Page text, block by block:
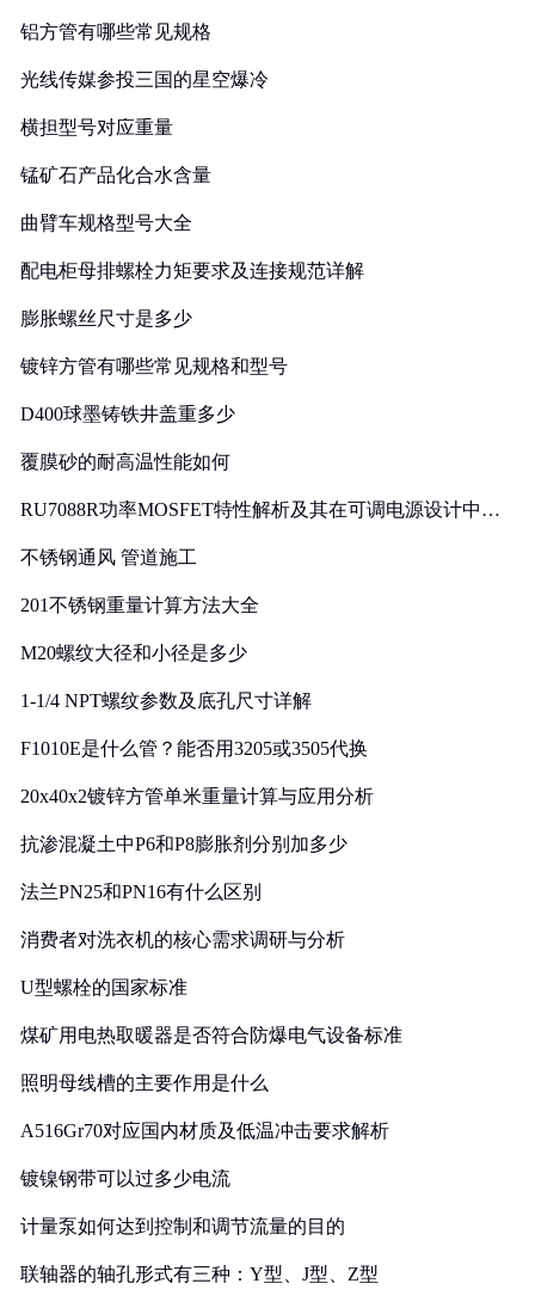
铝方管有哪些常见规格
光线传媒参投三国的星空爆冷
横担型号对应重量
锰矿石产品化合水含量
曲臂车规格型号大全
配电柜母排螺栓力矩要求及连接规范详解
膨胀螺丝尺寸是多少
镀锌方管有哪些常见规格和型号
D400球墨铸铁井盖重多少
覆膜砂的耐高温性能如何
RU7088R功率MOSFET特性解析及其在可调电源设计中的
不锈钢通风 管道施工
201不锈钢重量计算方法大全
M20螺纹大径和小径是多少
1-1/4 NPT螺纹参数及底孔尺寸详解
F1010E是什么管？能否用3205或3505代换
20x40x2镀锌方管单米重量计算与应用分析
抗渗混凝土中P6和P8膨胀剂分别加多少
法兰PN25和PN16有什么区别
消费者对洗衣机的核心需求调研与分析
U型螺栓的国家标准
煤矿用电热取暖器是否符合防爆电气设备标准
照明母线槽的主要作用是什么
A516Gr70对应国内材质及低温冲击要求解析
镀镍钢带可以过多少电流
计量泵如何达到控制和调节流量的目的
联轴器的轴孔形式有三种：Y型、J型、Z型